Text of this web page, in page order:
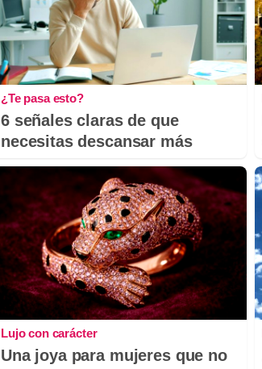
¿Te pasa esto?
6 señales claras de que
necesitas descansar más
Lujo con carácter
Una joya para mujeres que no